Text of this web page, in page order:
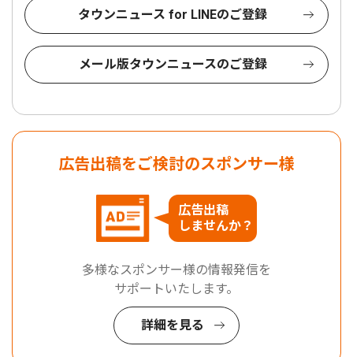
タウンニュース for LINEのご登録
メール版タウンニュースのご登録
広告出稿をご検討のスポンサー様
広告出稿
しませんか？
多様なスポンサー様の情報発信を
サポートいたします。
詳細を見る